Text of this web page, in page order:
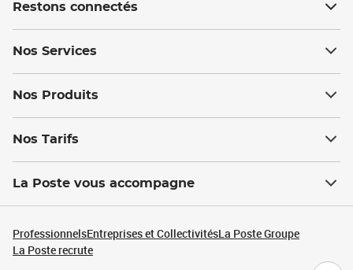
Restons connectés
Nos Services
Nos Produits
Nos Tarifs
La Poste vous accompagne
ProfessionnelsEntreprises et CollectivitésLa Poste Groupe
La Poste recrute